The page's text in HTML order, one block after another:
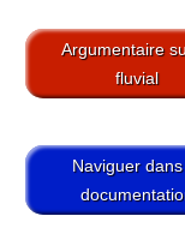
Argumentaire
fluvial
Naviguer